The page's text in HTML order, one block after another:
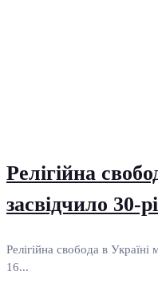
Релігійна
засвідчило 30-
Релігійна свобода в
16...